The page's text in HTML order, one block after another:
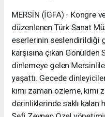
MERSİN (İGFA) - Kongre
düzenlenen Türk Sanat
eserlerinin seslendirildiği
karşısına çıkan
dinlemeye gelen
yaşattı. Gecede
kimi zaman özleme, kimi
derinliklerinde saklı kalan